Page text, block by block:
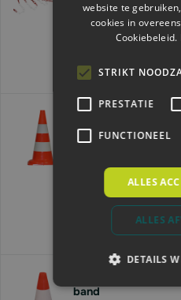
€104,41
Levertijd 2 - 6
Konvox
band
€12,
Direct leverbaar
Konvox
band
website te
cookies in
Cookiebeleid.
STRIKT
PRESTATIE
FUNCTIONEEL
ALLES
ALLES
DETAILS